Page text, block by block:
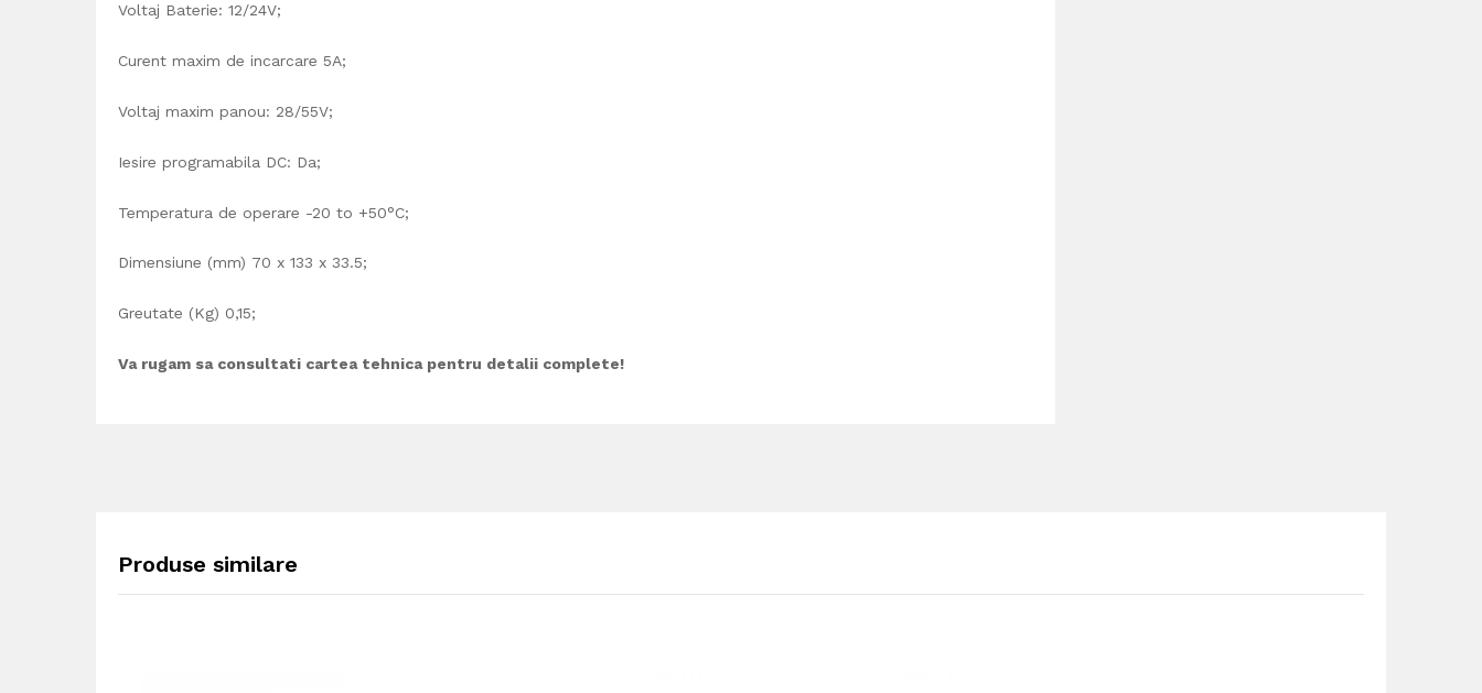
Voltaj Baterie: 12/24V;
Curent maxim de incarcare 5A;
Voltaj maxim panou: 28/55V;
Iesire programabila DC: Da;
Temperatura de operare -20 to +50°C;
Dimensiune (mm) 70 x 133 x 33.5;
Greutate (Kg) 0,15;
Va rugam sa consultati cartea tehnica pentru detalii complete!
Produse similare